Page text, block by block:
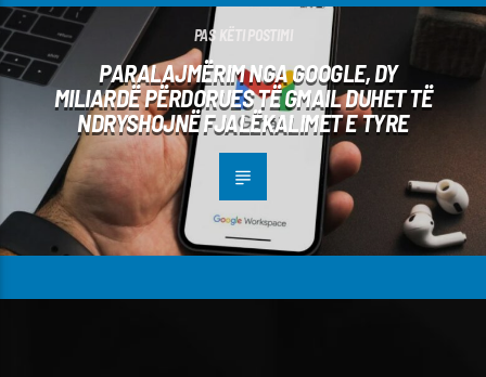
PAS KËTI POSTIMI
PARALAJMËRIM NGA GOOGLE, DY
MILIARDË PËRDORUES TË GMAIL DUHET TË
NDRYSHOJNË FJALËKALIMET E TYRE